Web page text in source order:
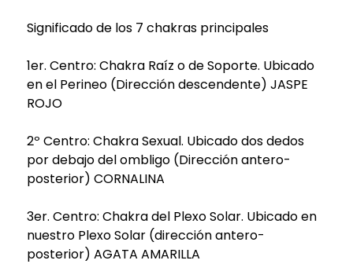
Significado de los 7 chakras principales
1er. Centro: Chakra Raíz o de Soporte. Ubicado
en el Perineo (Dirección descendente) JASPE
ROJO
2º Centro: Chakra Sexual. Ubicado dos dedos
por debajo del ombligo (Dirección antero-
posterior) CORNALINA
3er. Centro: Chakra del Plexo Solar. Ubicado en
nuestro Plexo Solar (dirección antero-
posterior) AGATA AMARILLA